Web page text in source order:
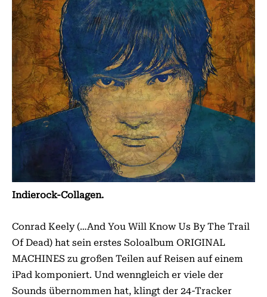
Indierock-Collagen.
Conrad Keely (…And You Will Know Us By The Trail
Of Dead) hat sein erstes Soloalbum ORIGINAL
MACHINES zu großen Teilen auf Reisen auf einem
iPad komponiert. Und wenngleich er viele der
Sounds übernommen hat, klingt der 24-Tracker